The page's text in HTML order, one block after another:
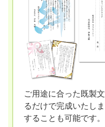
ご用途に合った既製
るだけで完成いたし
することも可能です。